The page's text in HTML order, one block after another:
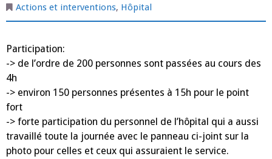
le
14
novembre
Actions et interventions, Hôpital
Participation:
-> de l’ordre de 200 personnes sont passées au cours des
4h
-> environ 150 personnes présentes à 15h pour le point
fort
-> forte participation du personnel de l’hôpital qui a aussi
travaillé toute la journée avec le panneau ci-joint sur la
photo pour celles et ceux qui assuraient le service.